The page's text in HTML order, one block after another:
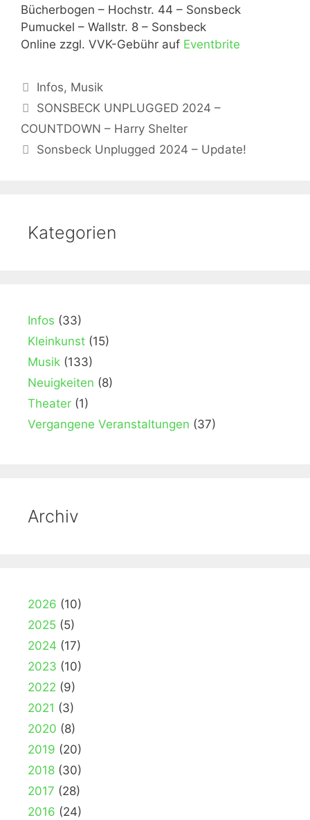
Bücherbogen – Hochstr. 44 – Sonsbeck
Pumuckel – Wallstr. 8 – Sonsbeck
Online zzgl. VVK-Gebühr auf Eventbrite
Kategorien
Infos, Musik
SONSBECK UNPLUGGED 2024 –
COUNTDOWN – Harry Shelter
Sonsbeck Unplugged 2024 – Update!
Kategorien
Infos (33)
Kleinkunst (15)
Musik (133)
Neuigkeiten (8)
Theater (1)
Vergangene Veranstaltungen (37)
Archiv
2026 (10)
2025 (5)
2024 (17)
2023 (10)
2022 (9)
2021 (3)
2020 (8)
2019 (20)
2018 (30)
2017 (28)
2016 (24)